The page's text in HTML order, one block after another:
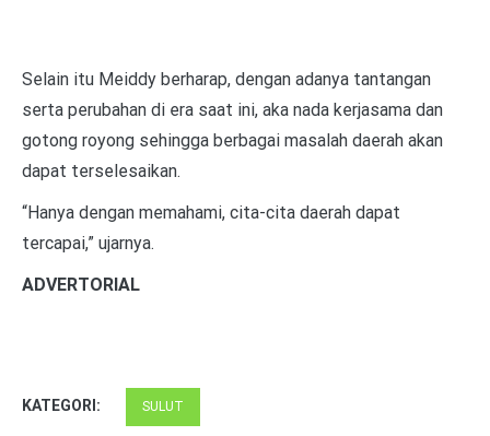
Selain itu Meiddy berharap, dengan adanya tantangan
serta perubahan di era saat ini, aka nada kerjasama dan
gotong royong sehingga berbagai masalah daerah akan
dapat terselesaikan.
“Hanya dengan memahami, cita-cita daerah dapat
tercapai,” ujarnya.
ADVERTORIAL
KATEGORI: SULUT